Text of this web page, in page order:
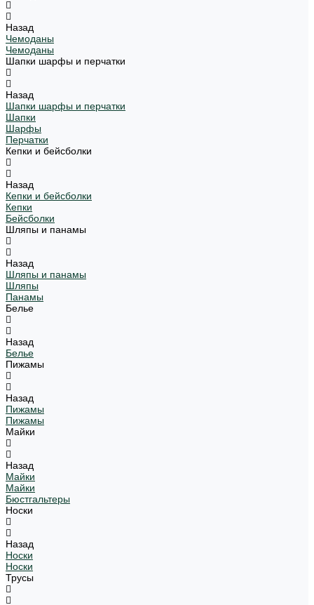
Назад
Чемоданы
Чемоданы
Шапки шарфы и перчатки
Назад
Шапки шарфы и перчатки
Шапки
Шарфы
Перчатки
Кепки и бейсболки
Назад
Кепки и бейсболки
Кепки
Бейсболки
Шляпы и панамы
Назад
Шляпы и панамы
Шляпы
Панамы
Белье
Назад
Белье
Пижамы
Назад
Пижамы
Пижамы
Майки
Назад
Майки
Майки
Бюстгальтеры
Носки
Назад
Носки
Носки
Трусы